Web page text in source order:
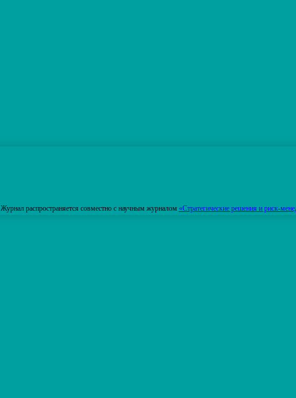
Журнал распространяется совместно с научным журналом «Стратегические решения и риск-